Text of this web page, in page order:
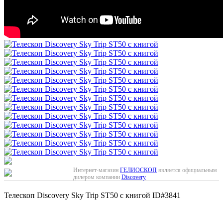
Интернет-магазин ГЕЛИОСКОП является официальным
дилером компании Discovery
Телескоп Discovery Sky Trip ST50 с книгой ID#3841